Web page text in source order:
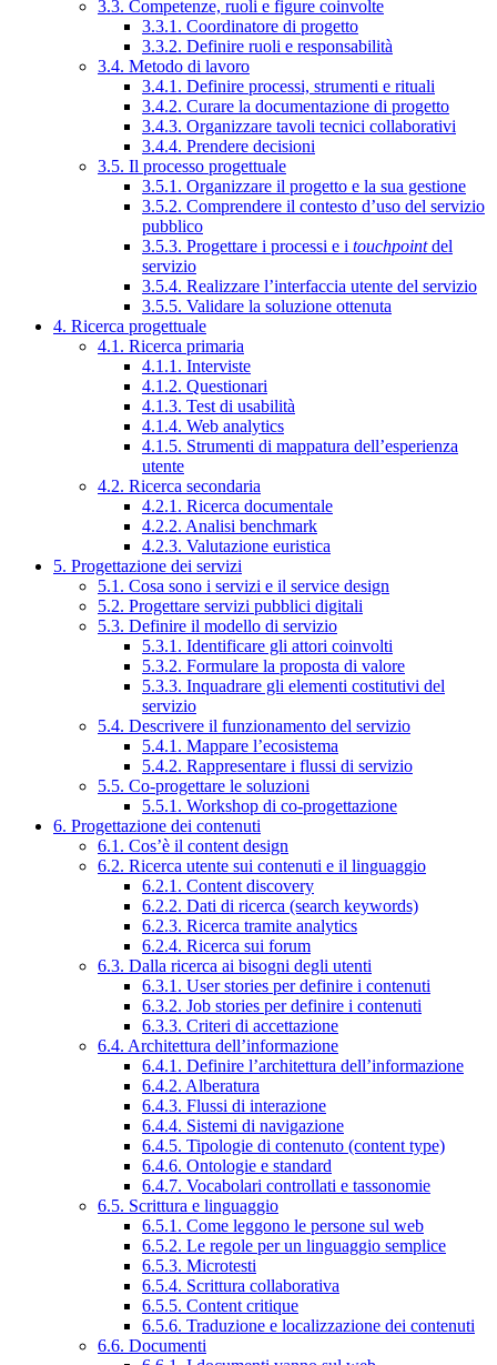
3.3. Competenze, ruoli e figure coinvolte
3.3.1. Coordinatore di progetto
3.3.2. Definire ruoli e responsabilità
3.4. Metodo di lavoro
3.4.1. Definire processi, strumenti e rituali
3.4.2. Curare la documentazione di progetto
3.4.3. Organizzare tavoli tecnici collaborativi
3.4.4. Prendere decisioni
3.5. Il processo progettuale
3.5.1. Organizzare il progetto e la sua gestione
3.5.2. Comprendere il contesto d’uso del servizio
pubblico
3.5.3. Progettare i processi e i touchpointdel
servizio
3.5.4. Realizzare l’interfaccia utente del servizio
3.5.5. Validare la soluzione ottenuta
4. Ricerca progettuale
4.1. Ricerca primaria
4.1.1. Interviste
4.1.2. Questionari
4.1.3. Test di usabilità
4.1.4. Web analytics
4.1.5. Strumenti di mappatura dell’esperienza
utente
4.2. Ricerca secondaria
4.2.1. Ricerca documentale
4.2.2. Analisi benchmark
4.2.3. Valutazione euristica
5. Progettazione dei servizi
5.1. Cosa sono i servizi e il service design
5.2. Progettare servizi pubblici digitali
5.3. Definire il modello di servizio
5.3.1. Identificare gli attori coinvolti
5.3.2. Formulare la proposta di valore
5.3.3. Inquadrare gli elementi costitutivi del
servizio
5.4. Descrivere il funzionamento del servizio
5.4.1. Mappare l’ecosistema
5.4.2. Rappresentare i flussi di servizio
5.5. Co-progettare le soluzioni
5.5.1. Workshop di co-progettazione
6. Progettazione dei contenuti
6.1. Cos’è il content design
6.2. Ricerca utente sui contenuti e il linguaggio
6.2.1. Content discovery
6.2.2. Dati di ricerca (search keywords)
6.2.3. Ricerca tramite analytics
6.2.4. Ricerca sui forum
6.3. Dalla ricerca ai bisogni degli utenti
6.3.1. User stories per definire i contenuti
6.3.2. Job stories per definire i contenuti
6.3.3. Criteri di accettazione
6.4. Architettura dell’informazione
6.4.1. Definire l’architettura dell’informazione
6.4.2. Alberatura
6.4.3. Flussi di interazione
6.4.4. Sistemi di navigazione
6.4.5. Tipologie di contenuto (content type)
6.4.6. Ontologie e standard
6.4.7. Vocabolari controllati e tassonomie
6.5. Scrittura e linguaggio
6.5.1. Come leggono le persone sul web
6.5.2. Le regole per un linguaggio semplice
6.5.3. Microtesti
6.5.4. Scrittura collaborativa
6.5.5. Content critique
6.5.6. Traduzione e localizzazione dei contenuti
6.6. Documenti